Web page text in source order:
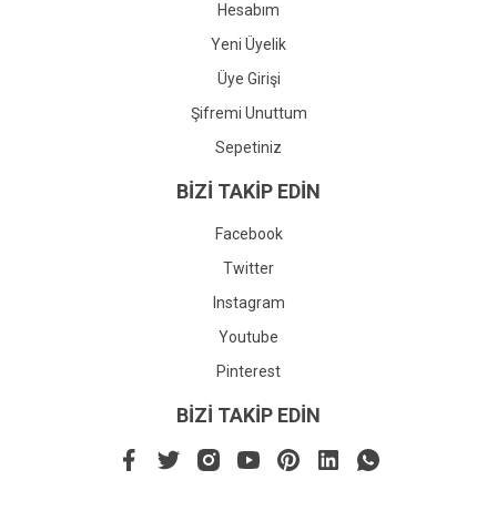
Hesabım
Yeni Üyelik
Üye Girişi
Şifremi Unuttum
Sepetiniz
BİZİ TAKİP EDİN
Facebook
Twitter
Instagram
Youtube
Pinterest
BİZİ TAKİP EDİN